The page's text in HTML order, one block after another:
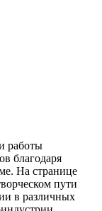
работы
благодаря
На странице
пути
в различных